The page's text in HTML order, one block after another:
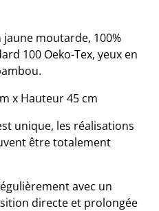
jaune moutarde, 100%
100 Oeko-Tex, yeux en
x Hauteur 45 cm
unique, les réalisations
être totalement
avec un
directe et prolongée